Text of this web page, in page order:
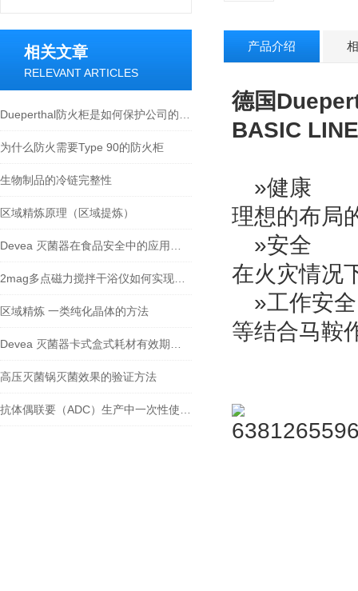
相关文章
RELEVANT ARTICLES
为什么防火需要Type 90的防火柜
生物制品的冷链完整性
区域精炼原理（区域提炼）
区域精炼 一类纯化晶体的方法
高压灭菌锅灭菌效果的验证方法
产品介绍
德国
BASIC LINE
»健康
理想的布局
»安全
在火灾情况
»工作安全
等结合马鞍